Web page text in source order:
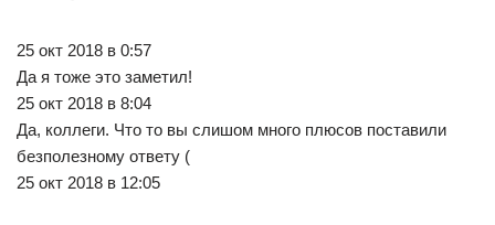
25 окт 2018 в 0:57
Да я тоже это заметил!
25 окт 2018 в 8:04
Да, коллеги. Что то вы слишом много плюсов поставили
безполезному ответу (
25 окт 2018 в 12:05